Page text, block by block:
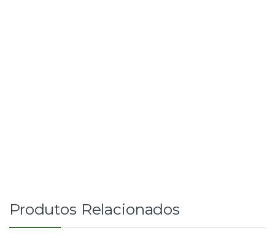
Produtos Relacionados